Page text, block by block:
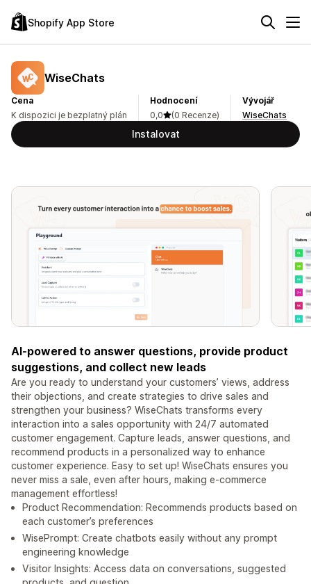
Shopify App Store
WiseChats
Cena
K dispozici je bezplatný plán
Hodnocení
0,0
(0 Recenze)
Vývojář
WiseChats
Instalovat
AI-powered to answer questions, provide product
suggestions, and collect new leads
Are you ready to understand your customers’ views, address
their objections, and create strategies to drive sales and
strengthen your business? WiseChats transforms every
interaction into a sales opportunity with 24/7 automated
customer engagement. Capture leads, answer questions, and
recommend products in a personalized way to enhance
customer experience. Easy to set up! WiseChats ensures you
never miss a sale, even after hours, making e-commerce
management effortless!
Product Recommendation: Recommends products based on
each customer’s preferences
WisePrompt: Create chatbots easily without any prompt
engineering knowledge
Visitor Insights: Access data on conversations, suggested